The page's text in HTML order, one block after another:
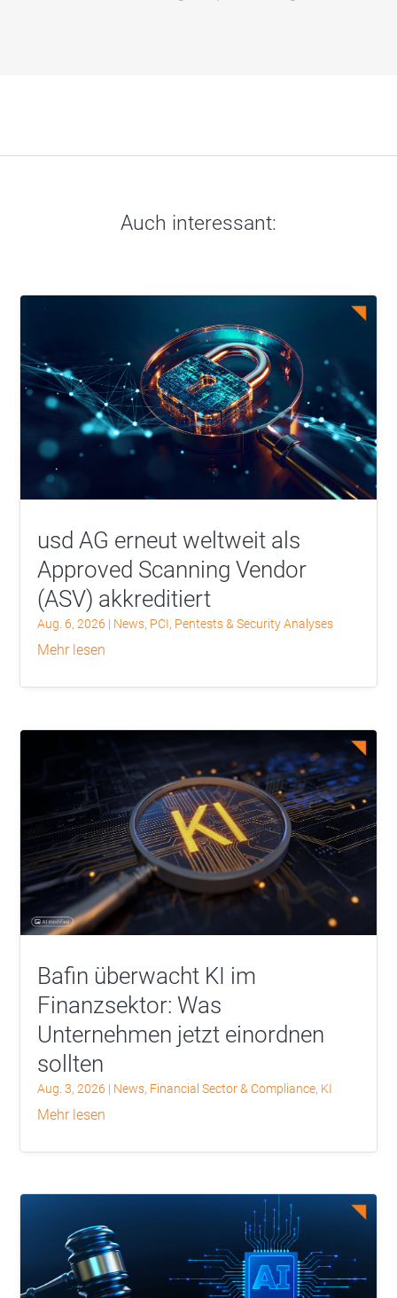
Auch interessant:
usd AG erneut weltweit als
Approved Scanning Vendor
(ASV) akkreditiert
Aug. 6, 2026 | News, PCI, Pentests & Security Analyses
mehr lesen
Bafin überwacht KI im
Finanzsektor: Was
Unternehmen jetzt einordnen
sollten
Aug. 3, 2026 | News, Financial Sector & Compliance, KI
mehr lesen